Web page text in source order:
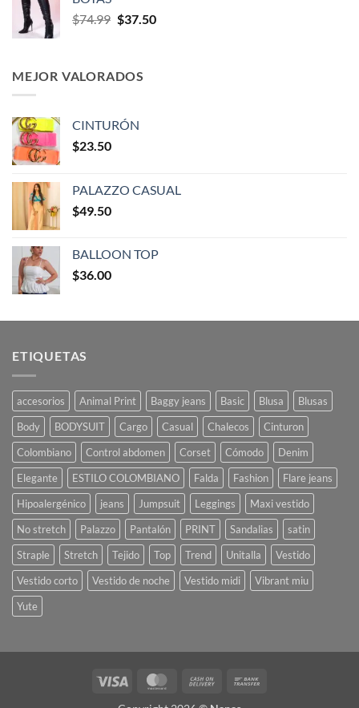
$74.99 $37.50
MEJOR VALORADOS
CINTURÓN
$23.50
PALAZZO CASUAL
$49.50
BALLOON TOP
$36.00
ETIQUETAS
accesorios Animal Print Baggy jeans Basic Blusa
Blusas
Body
BODYSUIT Cargo Casual Chalecos
Cinturon
Colombiano
Control abdomen Corset Cómodo
Denim
Elegante
ESTILO COLOMBIANO Falda Fashion
Flare jeans
Hipoalergénico
jeans Jumpsuit Leggings
Maxi vestido
No stretch
Palazzo Pantalón PRINT Sandalias
satin
Straple
Stretch Tejido Top Trend Unitalla
Vestido
Vestido corto
Vestido de noche Vestido midi
Vibrant miu
Yute